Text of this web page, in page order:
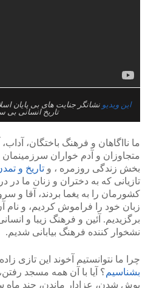
این ویدیو نشانگر جنایت های بی پایان
تاریخ انسانی بی
ما نااگاهان و فرهنگ باختگان،
متجاوزان و آدم خواران سرزمینمان
بخش زندگی روزمره ، و تاریخ و
تازیانی که به دختران و زنان ما در
کشورمان را به یغما بردند، آقا و
زبان خود را فراموش کردیم، و نام
برگزیدیم. آئین و فرهنگ زیبا و
نشخوار کننده فرهنگ بیابانی شدیم.
چرا ما نتوانستیم آخوند این تازی
بشناسیم؟ آیا با آن همه مسجد
پوش شدن، عزادار ماندن، چند ماه